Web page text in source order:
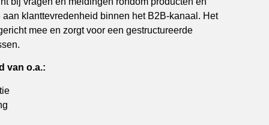
klanttevredenheid binnen het B2B-kanaal. Het
mee en zorgt voor een gestructureerde
van o.a.: